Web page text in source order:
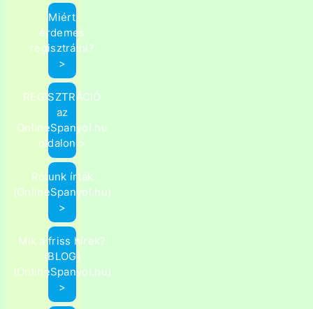
Miért
érdemes
regisztrálni?
>
REGISZTRÁCIÓ
az
OnlineSpanyol.hu
oldalon >
Rólunk írták
(OnlineSpanyol.hu)
>
Mik a friss hírek?
(BLOG)
(OnlineSpanyol.hu)
>